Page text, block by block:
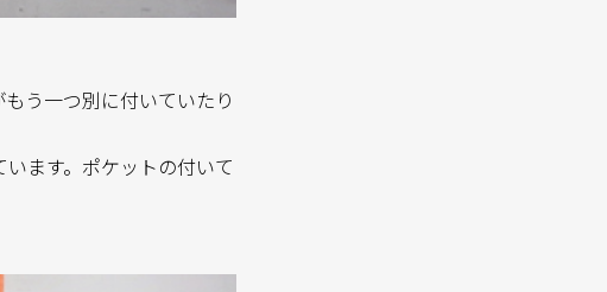
う一つ別に付いていたり
ます。ポケットの付いて